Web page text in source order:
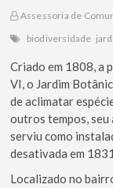
Assessoria de
biodiversidade
Criado em 1808, a
VI, o Jardim
de aclimatar
outros tempos,
serviu como
desativada em
Localizado no